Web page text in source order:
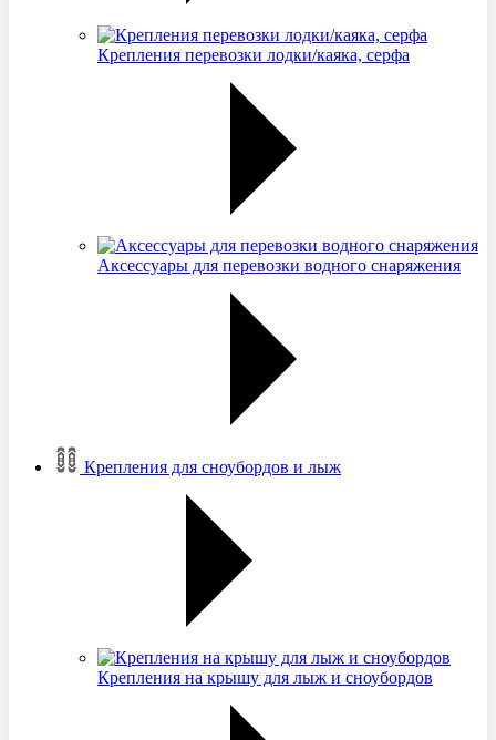
Крепления перевозки лодки/каяка, серфа
Аксессуары для перевозки водного снаряжения
Крепления для сноубордов и лыж
Крепления на крышу для лыж и сноубордов